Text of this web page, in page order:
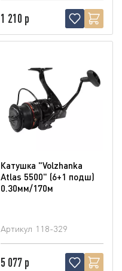
1 210 р
Катушка "Volzhanka
Atlas 5500" (6+1 подш)
0.30мм/170м
Артикул 118-329
5 077 р